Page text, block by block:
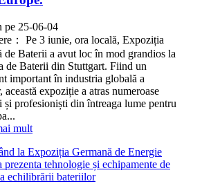
pe 25-06-04
： Pe 3 iunie, ora locală, Expoziția
de Baterii a avut loc în mod grandios la
de Baterii din Stuttgart. Fiind un
important în industria globală a
această expoziție a atras numeroase
și profesioniști din întreaga lume pentru
mult